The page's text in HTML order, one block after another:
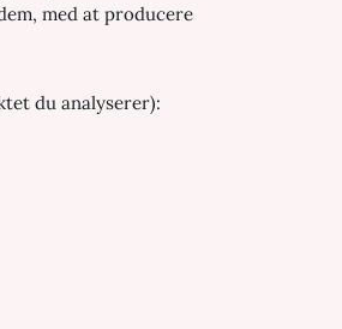
med at producere
du analyserer):